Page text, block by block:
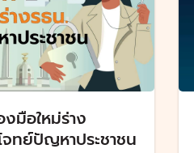
มือใหม่ร่าง
ทย์ปัญหาประชาชน